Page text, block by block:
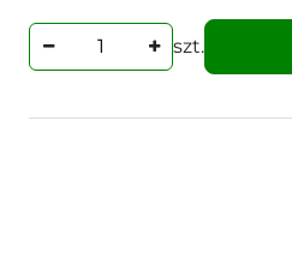
szt.